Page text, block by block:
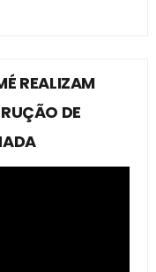
REALIZAM
DE